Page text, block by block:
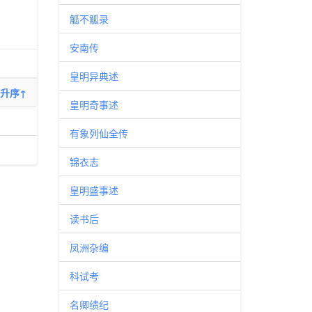
升序↑
觚不觚录
安南传
皇明异典述
皇明奇事述
有象列仙全传
锦衣志
皇明盛事述
读书后
凤洲杂编
科试考
名卿绩纪